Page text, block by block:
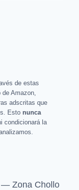
de estas
de Amazon,
adscritas que
Esto nunca
condicionará la
— Zona Chollo